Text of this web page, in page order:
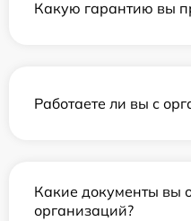
Какую гарантию вы
Работаете ли вы с
Какие документы вы
организаций?